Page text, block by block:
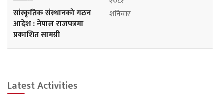
सांस्कृतिक संस्थानको गठन
आदेश : नेपाल राजपत्रमा
प्रकाशित सामग्री
शनिवार
Latest Activities